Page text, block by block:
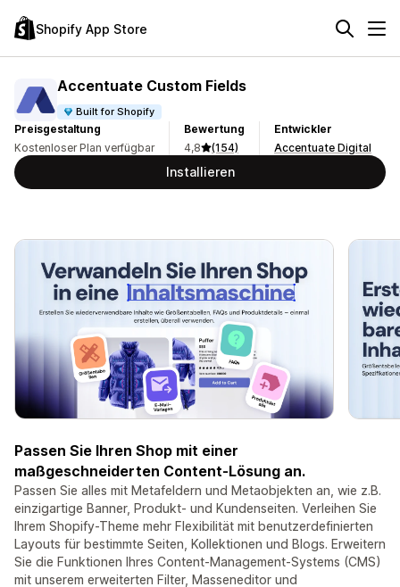
Shopify App Store
Accentuate Custom Fields
Built for Shopify
Preisgestaltung
Kostenloser Plan verfügbar
Bewertung
4,8
(154)
Entwickler
Accentuate Digital
Installieren
Passen Sie Ihren Shop mit einer
maßgeschneiderten Content-Lösung an.
Passen Sie alles mit Metafeldern und Metaobjekten an, wie z.B.
einzigartige Banner, Produkt- und Kundenseiten. Verleihen Sie
Ihrem Shopify-Theme mehr Flexibilität mit benutzerdefinierten
Layouts für bestimmte Seiten, Kollektionen und Blogs. Erweitern
Sie die Funktionen Ihres Content-Management-Systems (CMS)
mit unserem erweiterten Filter, Masseneditor und